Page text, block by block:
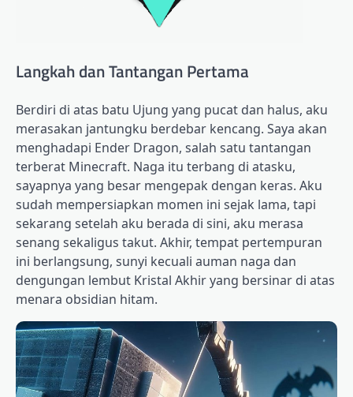
Langkah dan Tantangan Pertama
Berdiri di atas batu Ujung yang pucat dan halus, aku
merasakan jantungku berdebar kencang. Saya akan
menghadapi Ender Dragon, salah satu tantangan
terberat Minecraft. Naga itu terbang di atasku,
sayapnya yang besar mengepak dengan keras. Aku
sudah mempersiapkan momen ini sejak lama, tapi
sekarang setelah aku berada di sini, aku merasa
senang sekaligus takut. Akhir, tempat pertempuran
ini berlangsung, sunyi kecuali auman naga dan
dengungan lembut Kristal Akhir yang bersinar di atas
menara obsidian hitam.